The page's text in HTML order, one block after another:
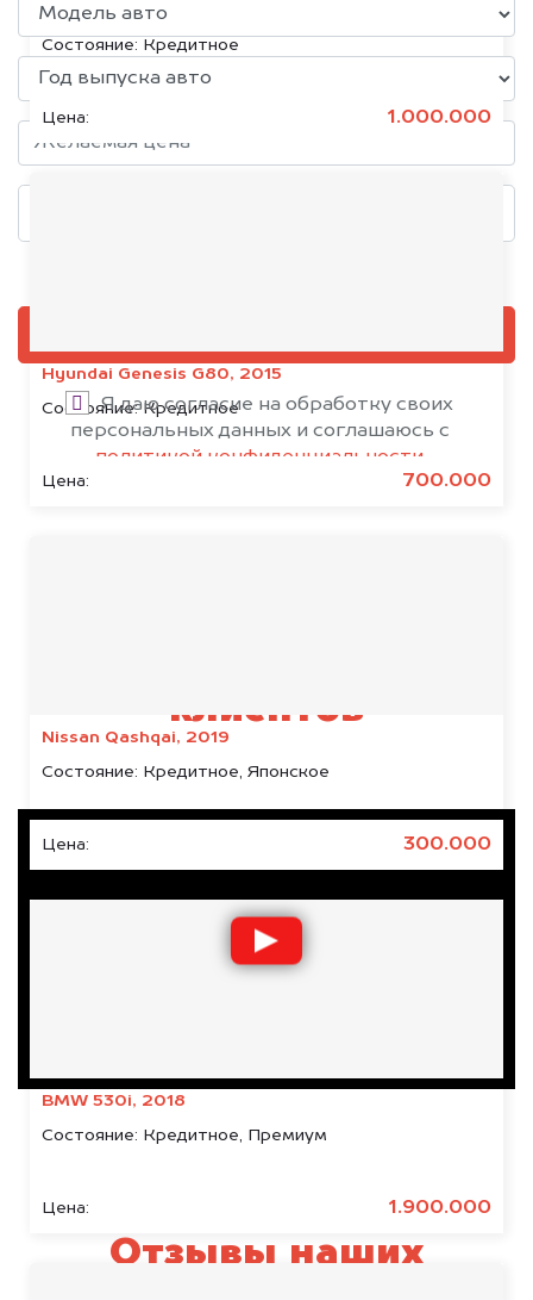
KIA K5, 2020
Состояние: Кредитное
Цена: 1.000.000
Hyundai Genesis G80, 2015
Состояние:Кредитное
Цена: 700.000
Nissan Qashqai, 2019
Состояние: Кредитное, Японское
Цена: 300.000
BMW 530i, 2018
Состояние: Кредитное, Премиум
Цена: 1.900.000
Я даю согласие на обработку своих
персональных данных и соглашаюсь с
политикой конфиденциальности
клиентов
Отзывы наших